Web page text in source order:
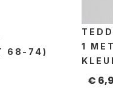
68-74)
1
€